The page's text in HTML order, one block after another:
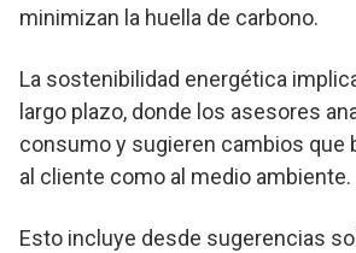
minimizan la huella de carbono.
La sostenibilidad energética
largo plazo, donde los asesores
consumo y sugieren cambios que
al cliente como al medio ambiente.
Esto incluye desde sugerencias